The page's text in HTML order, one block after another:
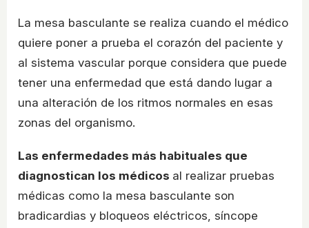
La mesa basculante se realiza cuando el médico
quiere poner a prueba el corazón del paciente y
al sistema vascular porque considera que puede
tener una enfermedad que está dando lugar a
una alteración de los ritmos normales en esas
zonas del organismo.
Las enfermedades más habituales que
diagnostican los médicos al realizar pruebas
médicas como la mesa basculante son
bradicardias y bloqueos eléctricos, síncope